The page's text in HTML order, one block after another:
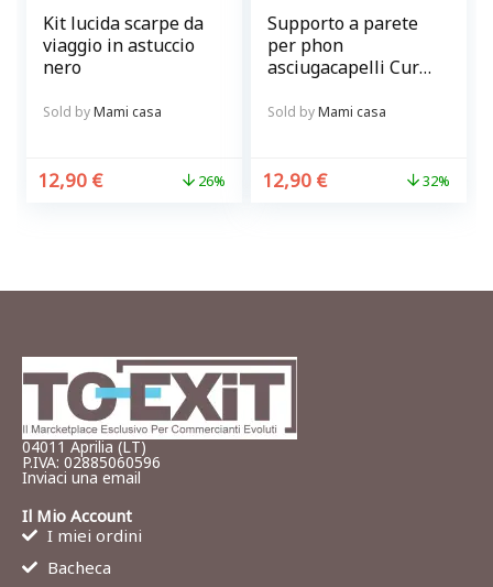
Kit lucida scarpe da
viaggio in astuccio
nero
Sold byMami casa
12,90 € 26%
Supporto a parete
per phon
asciugacapelli Curl
Sold byMami casa
12,90 € 32%
04011 Aprilia (LT)
P.IVA: 02885060596
Inviaci una email
Il Mio Account
I miei ordini
Bacheca